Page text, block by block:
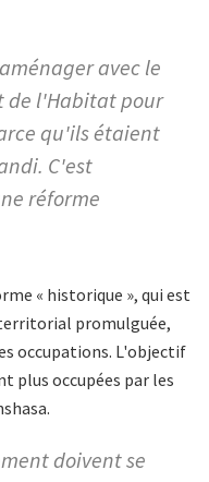
avec le
de l'Habitat pour
qu'ils étaient
C'est
réforme
« historique », qui est
promulguée,
occupations. L'objectif
plus occupées par les
doivent se